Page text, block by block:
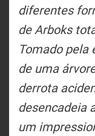
diferentes
de Arboks
Tomado pela
de uma
derrota
desencadeia
um